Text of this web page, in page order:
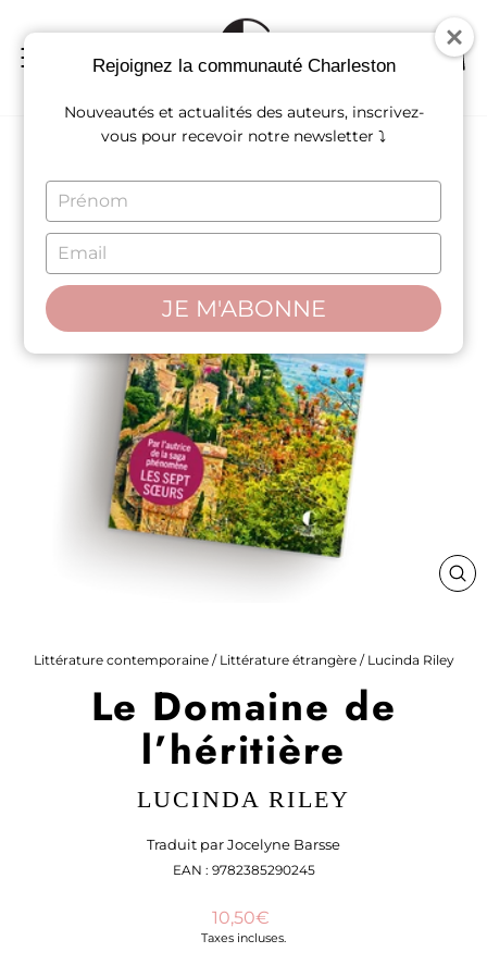
contenu
Littérature contemporaine / Littérature étrangère / Lucinda Riley
Le Domaine de
l’héritière
LUCINDA RILEY
Traduit par Jocelyne Barsse
EAN : 9782385290245
Prix
régulier
10,50€
Taxes incluses.
Rejoignez la communauté Charleston
Nouveautés et actualités des auteurs, inscrivez-
vous pour recevoir notre newsletter ⤵
TYPE
YOUR
NAME
TYPE
YOUR
EMAIL
JE M'ABONNE